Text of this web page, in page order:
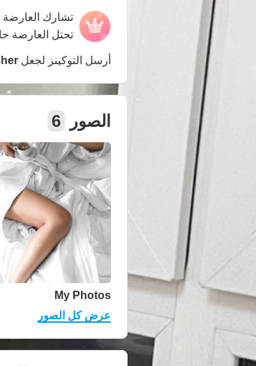
تشارك العارضة
تحتل العارضة
أرسل التوكينز لجعل
الصور 6
My Photos
عرض كل الصور